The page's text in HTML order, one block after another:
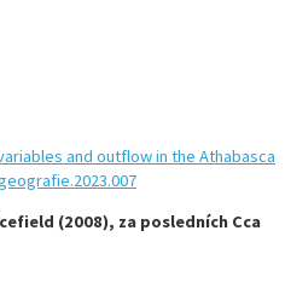
and outflow in the Athabasca
(2008), za posledních Cca